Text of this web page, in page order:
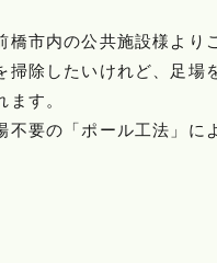
橋市内の公共施設様より
掃除したいけれど、足
す。
不要の「ポール工法」に